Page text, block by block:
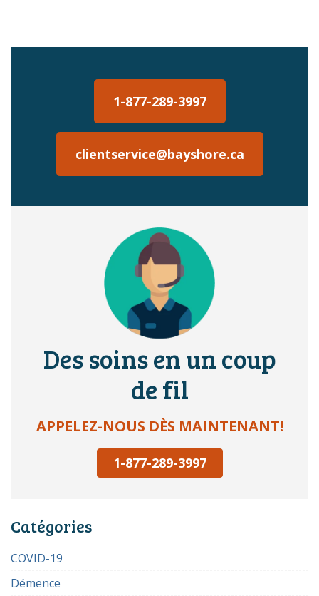
1-877-289-3997
clientservice@bayshore.ca
Des soins en un coup
de fil
APPELEZ-NOUS DÈS MAINTENANT!
1-877-289-3997
Catégories
COVID-19
Démence